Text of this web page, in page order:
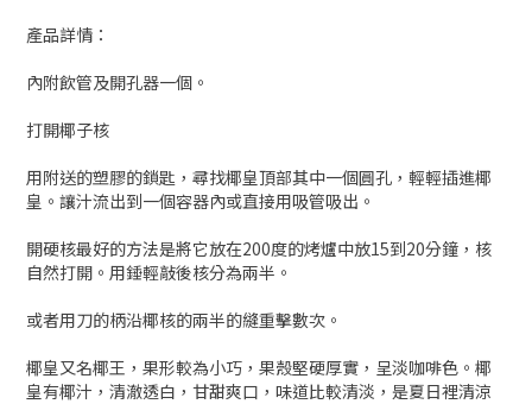
產品詳情：
內附飲管及開孔器一個。
打開椰子核
用附送的塑膠的鎖匙，尋找椰皇頂部其中一個圓孔，輕輕插進椰
皇。讓汁流出到一個容器內或直接用吸管吸出。
開硬核最好的方法是將它放在200度的烤爐中放15到20分鐘，核
自然打開。用錘輕敲後核分為兩半。
或者用刀的柄沿椰核的兩半的縫重擊數次。
椰皇又名椰王，果形較為小巧，果殼堅硬厚實，呈淡咖啡色。椰
皇有椰汁，清澈透白，甘甜爽口，味道比較清淡，是夏日裡清涼